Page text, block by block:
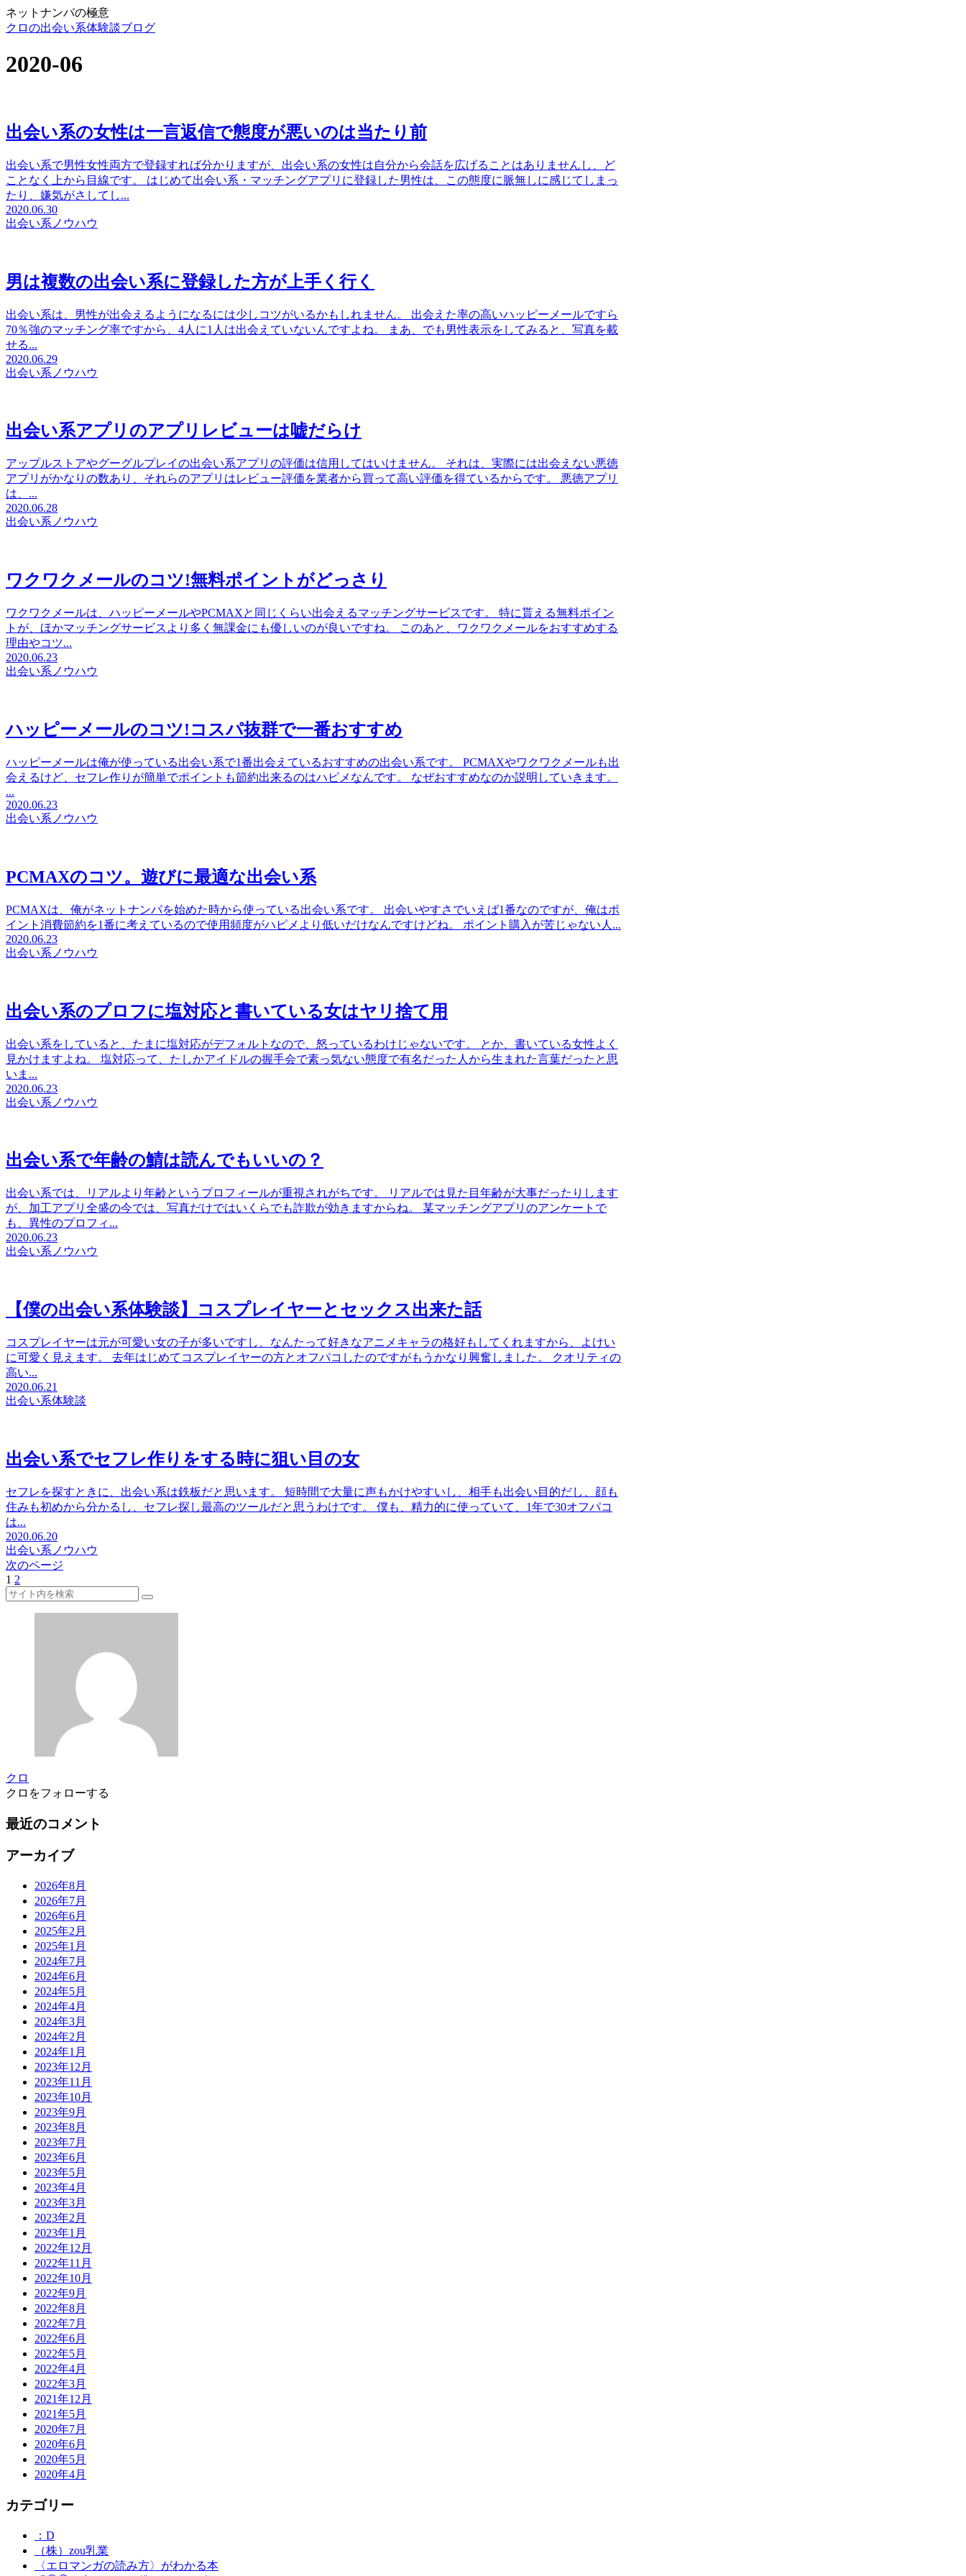
ネットナンパの極意
クロの出会い系体験談ブログ
2020-06
出会い系の女性は一言返信で態度が悪いのは当たり前
出会い系で男性女性両方で登録すれば分かりますが、出会い系の女性は自分から会話を広げることはありませんし、ど
ことなく上から目線です。 はじめて出会い系・マッチングアプリに登録した男性は、この態度に脈無しに感じてしまっ
たり、嫌気がさしてし...
2020.06.30
出会い系ノウハウ
男は複数の出会い系に登録した方が上手く行く
出会い系は、男性が出会えるようになるには少しコツがいるかもしれません。 出会えた率の高いハッピーメールですら
70％強のマッチング率ですから、4人に1人は出会えていないんですよね。 まあ、でも男性表示をしてみると、写真を載
せる...
2020.06.29
出会い系ノウハウ
出会い系アプリのアプリレビューは嘘だらけ
アップルストアやグーグルプレイの出会い系アプリの評価は信用してはいけません。 それは、実際には出会えない悪徳
アプリがかなりの数あり、それらのアプリはレビュー評価を業者から買って高い評価を得ているからです。 悪徳アプリ
は、...
2020.06.28
出会い系ノウハウ
ワクワクメールのコツ!無料ポイントがどっさり
ワクワクメールは、ハッピーメールやPCMAXと同じくらい出会えるマッチングサービスです。 特に貰える無料ポイン
トが、ほかマッチングサービスより多く無課金にも優しいのが良いですね。 このあと、ワクワクメールをおすすめする
理由やコツ...
2020.06.23
出会い系ノウハウ
ハッピーメールのコツ!コスパ抜群で一番おすすめ
ハッピーメールは俺が使っている出会い系で1番出会えているおすすめの出会い系です。 PCMAXやワクワクメールも出
会えるけど、セフレ作りが簡単でポイントも節約出来るのはハピメなんです。 なぜおすすめなのか説明していきます。
...
2020.06.23
出会い系ノウハウ
PCMAXのコツ。遊びに最適な出会い系
PCMAXは、俺がネットナンパを始めた時から使っている出会い系です。 出会いやすさでいえば1番なのですが、俺はポ
イント消費節約を1番に考えているので使用頻度がハピメより低いだけなんですけどね。 ポイント購入が苦じゃない人...
2020.06.23
出会い系ノウハウ
出会い系のプロフに塩対応と書いている女はヤリ捨て用
出会い系をしていると、たまに塩対応がデフォルトなので、怒っているわけじゃないです。 とか、書いている女性よく
見かけますよね。 塩対応って、たしかアイドルの握手会で素っ気ない態度で有名だった人から生まれた言葉だったと思
いま...
2020.06.23
出会い系ノウハウ
出会い系で年齢の鯖は読んでもいいの？
出会い系では、リアルより年齢というプロフィールが重視されがちです。 リアルでは見た目年齢が大事だったりします
が、加工アプリ全盛の今では、写真だけではいくらでも詐欺が効きますからね。 某マッチングアプリのアンケートで
も、異性のプロフィ...
2020.06.23
出会い系ノウハウ
【僕の出会い系体験談】コスプレイヤーとセックス出来た話
コスプレイヤーは元が可愛い女の子が多いですし、なんたって好きなアニメキャラの格好もしてくれますから、よけい
に可愛く見えます。 去年はじめてコスプレイヤーの方とオフパコしたのですがもうかなり興奮しました。 クオリティの
高い...
2020.06.21
出会い系体験談
出会い系でセフレ作りをする時に狙い目の女
セフレを探すときに、出会い系は鉄板だと思います。 短時間で大量に声もかけやすいし、相手も出会い目的だし、顔も
住みも初めから分かるし、セフレ探し最高のツールだと思うわけです。 僕も、精力的に使っていて、1年で30オフパコ
は...
2020.06.20
出会い系ノウハウ
次のページ
1 2
クロ
クロをフォローする
最近のコメント
アーカイブ
2026年8月
2026年7月
2026年6月
2025年2月
2025年1月
2024年7月
2024年6月
2024年5月
2024年4月
2024年3月
2024年2月
2024年1月
2023年12月
2023年11月
2023年10月
2023年9月
2023年8月
2023年7月
2023年6月
2023年5月
2023年4月
2023年3月
2023年2月
2023年1月
2022年12月
2022年11月
2022年10月
2022年9月
2022年8月
2022年7月
2022年6月
2022年5月
2022年4月
2022年3月
2021年12月
2021年5月
2020年7月
2020年6月
2020年5月
2020年4月
カテゴリー
：D
（株）zou乳業
〈エロマンガの読み方〉がわかる本